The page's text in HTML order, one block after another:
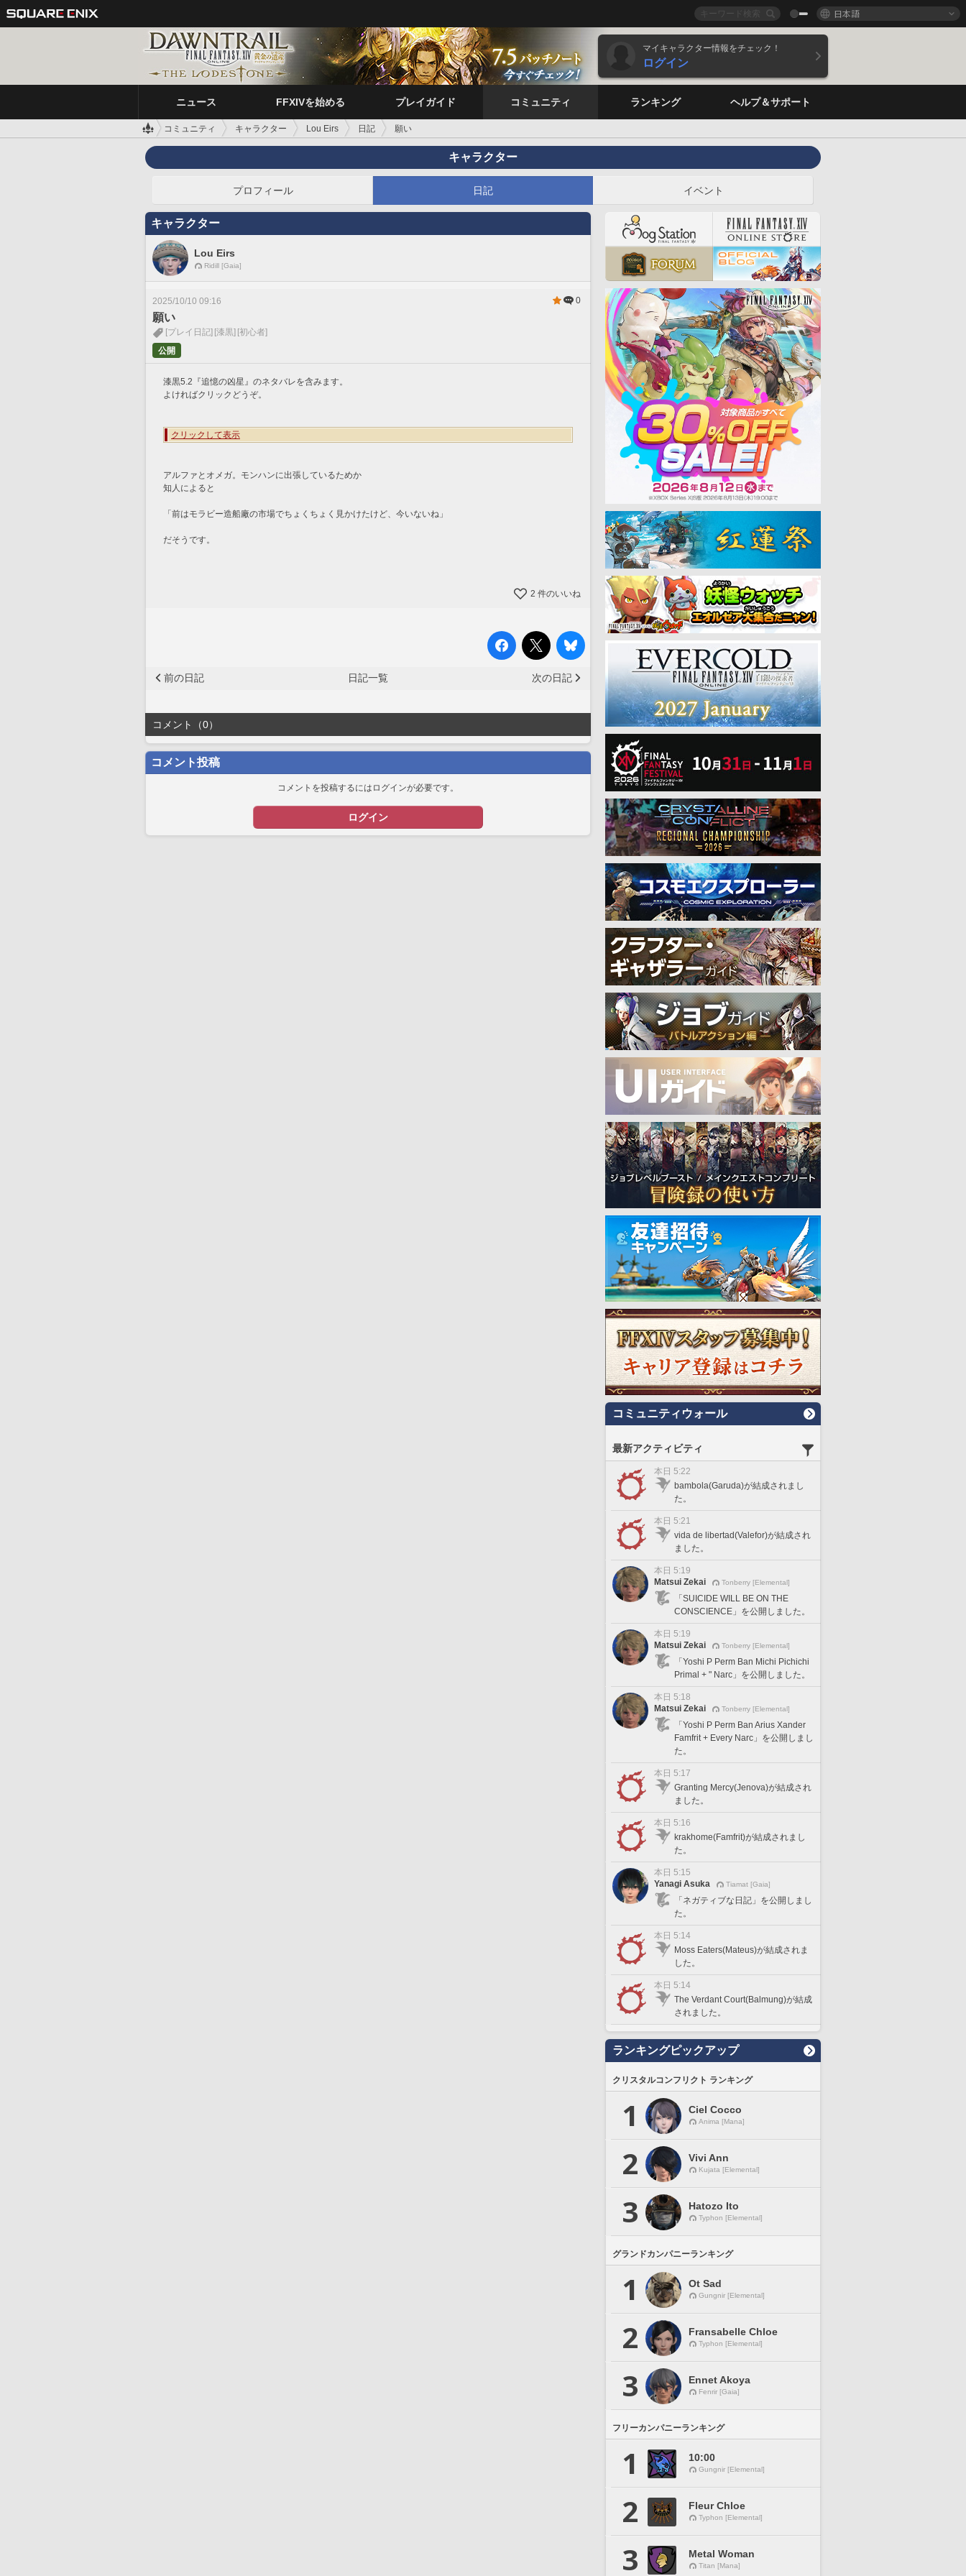
日本語
マイキャラクター情報をチェック！
ログイン
ニュース FFXIVを始める プレイガイド コミュニティ ランキング ヘルプ＆サポート
コミュニティ キャラクター Lou Eirs 日記 願い
キャラクター
プロフィール 日記 イベント
キャラクター
Lou Eirs
Ridill [Gaia]
2025/10/10 09:16 0
願い
[プレイ日記] [漆黒] [初心者]
公開
漆黒5.2『追憶の凶星』のネタバレを含みます。
よければクリックどうぞ。
クリックして表示
アルファとオメガ。モンハンに出張しているためか
知人によると
「前はモラビー造船廠の市場でちょくちょく見かけたけど、今いないね」
だそうです。
2 件のいいね
前の日記 日記一覧 次の日記
コメント（0）
コメント投稿
コメントを投稿するにはログインが必要です。
ログイン
コミュニティウォール
最新アクティビティ
本日 5:22
bambola(Garuda)が結成されまし
た。
本日 5:21
vida de libertad(Valefor)が結成され
ました。
本日 5:19
Matsui Zekai
Tonberry [Elemental]
「SUICIDE WILL BE ON THE
CONSCIENCE」を公開しました。
本日 5:19
Matsui Zekai
Tonberry [Elemental]
「Yoshi P Perm Ban Michi Pichichi
Primal + " Narc」を公開しました。
本日 5:18
Matsui Zekai
Tonberry [Elemental]
「Yoshi P Perm Ban Arius Xander
Famfrit + Every Narc」を公開しまし
た。
本日 5:17
Granting Mercy(Jenova)が結成され
ました。
本日 5:16
krakhome(Famfrit)が結成されまし
た。
本日 5:15
Yanagi Asuka
Tiamat [Gaia]
「ネガティブな日記」を公開しまし
た。
本日 5:14
Moss Eaters(Mateus)が結成されま
した。
本日 5:14
The Verdant Court(Balmung)が結成
されました。
ランキングピックアップ
クリスタルコンフリクト ランキング
1 Ciel Cocco
Anima [Mana]
2 Vivi Ann
Kujata [Elemental]
3 Hatozo Ito
Typhon [Elemental]
グランドカンパニーランキング
1 Ot Sad
Gungnir [Elemental]
2 Fransabelle Chloe
Typhon [Elemental]
3 Ennet Akoya
Fenrir [Gaia]
フリーカンパニーランキング
1 10:00
Gungnir [Elemental]
2 Fleur Chloe
Typhon [Elemental]
3 Metal Woman
Titan [Mana]